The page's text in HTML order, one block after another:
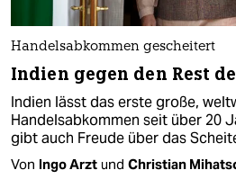
Handelsabkommen gescheitert
Indien gegen den Rest
Indien lässt das erste große,
Handelsabkommen seit über 20
gibt auch Freude über das
Von Ingo Arzt und Christian